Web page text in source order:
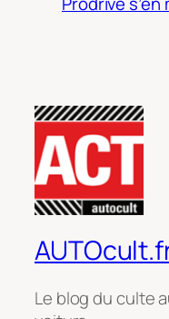
Le blog du culte